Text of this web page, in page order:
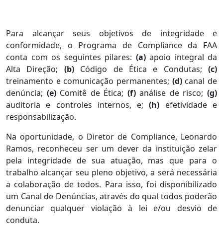
Para alcançar seus objetivos de integridade e
conformidade, o Programa de Compliance da FAA
conta com os seguintes pilares: (a) apoio integral da
Alta Direção; (b)Código de Ética e Condutas; (c)
treinamento e comunicação permanentes; (d)canal de
denúncia; (e)Comitê de Ética; (f)análise de risco;(g)
auditoria e controles internos, e;(h) efetividade e
responsabilização.
Na oportunidade, o Diretor de Compliance, Leonardo
Ramos, reconheceu ser um dever da instituição zelar
pela integridade de sua atuação, mas que para o
trabalho alcançar seu pleno objetivo, a será necessária
a colaboração de todos. Para isso, foi disponibilizado
um Canal de Denúncias, através do qual todos poderão
denunciar qualquer violação à lei e/ou desvio de
conduta.